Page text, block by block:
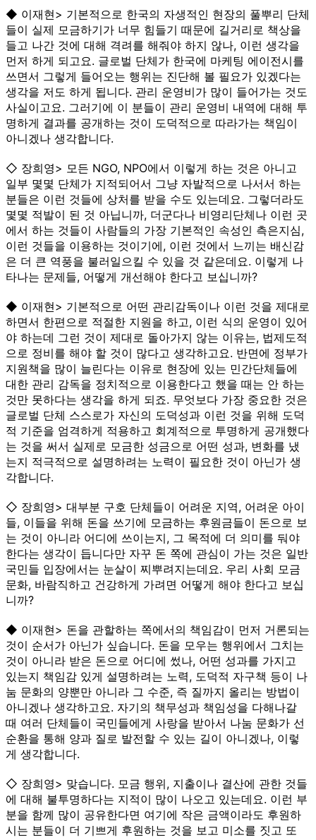
◆ 이재현> 기본적으로 한국의 자생적인 현장의 풀뿌리 단체
들이 실제 모금하기가 너무 힘들기 때문에 길거리로 책상을
들고 나간 것에 대해 격려를 해줘야 하지 않나, 이런 생각을
먼저 하게 되고요. 글로벌 단체가 한국에 마케팅 에이전시를
쓰면서 그렇게 들어오는 행위는 진단해 볼 필요가 있겠다는
생각을 저도 하게 됩니다. 관리 운영비가 많이 들어가는 것도
사실이고요. 그러기에 이 분들이 관리 운영비 내역에 대해 투
명하게 결과를 공개하는 것이 도덕적으로 따라가는 책임이
아니겠나 생각합니다.
◇ 장희영> 모든 NGO, NPO에서 이렇게 하는 것은 아니고
일부 몇몇 단체가 지적되어서 그냥 자발적으로 나서서 하는
분들은 이런 것들에 상처를 받을 수도 있는데요. 그렇더라도
몇몇 적발이 된 것 아닙니까, 더군다나 비영리단체나 이런 곳
에서 하는 것들이 사람들의 가장 기본적인 속성인 측은지심,
이런 것들을 이용하는 것이기에, 이런 것에서 느끼는 배신감
은 더 큰 역풍을 불러일으킬 수 있을 것 같은데요. 이렇게 나
타나는 문제들, 어떻게 개선해야 한다고 보십니까?
◆ 이재현> 기본적으로 어떤 관리감독이나 이런 것을 제대로
하면서 한편으로 적절한 지원을 하고, 이런 식의 운영이 있어
야 하는데 그런 것이 제대로 돌아가지 않는 이유는, 법제도적
으로 정비를 해야 할 것이 많다고 생각하고요. 반면에 정부가
지원책을 많이 늘린다는 이유로 현장에 있는 민간단체들에
대한 관리 감독을 정치적으로 이용한다고 했을 때는 안 하는
것만 못하다는 생각을 하게 되죠. 무엇보다 가장 중요한 것은
글로벌 단체 스스로가 자신의 도덕성과 이런 것을 위해 도덕
적 기준을 엄격하게 적용하고 회계적으로 투명하게 공개했다
는 것을 써서 실제로 모금한 성금으로 어떤 성과, 변화를 냈
는지 적극적으로 설명하려는 노력이 필요한 것이 아닌가 생
각합니다.
◇ 장희영> 대부분 구호 단체들이 어려운 지역, 어려운 아이
들, 이들을 위해 돈을 쓰기에 모금하는 후원금들이 돈으로 보
는 것이 아니라 어디에 쓰이는지, 그 목적에 더 의미를 둬야
한다는 생각이 듭니다만 자꾸 돈 쪽에 관심이 가는 것은 일반
국민들 입장에서는 눈살이 찌뿌려지는데요. 우리 사회 모금
문화, 바람직하고 건강하게 가려면 어떻게 해야 한다고 보십
니까?
◆ 이재현> 돈을 관할하는 쪽에서의 책임감이 먼저 거론되는
것이 순서가 아닌가 싶습니다. 돈을 모우는 행위에서 그치는
것이 아니라 받은 돈으로 어디에 썼나, 어떤 성과를 가지고
있는지 책임감 있게 설명하려는 노력, 도덕적 자구책 등이 나
눔 문화의 양뿐만 아니라 그 수준, 즉 질까지 올리는 방법이
아니겠나 생각하고요. 자기의 책무성과 책임성을 다해나갈
때 여러 단체들이 국민들에게 사랑을 받아서 나눔 문화가 선
순환을 통해 양과 질로 발전할 수 있는 길이 아니겠나, 이렇
게 생각합니다.
◇ 장희영> 맞습니다. 모금 행위, 지출이나 결산에 관한 것들
에 대해 불투명하다는 지적이 많이 나오고 있는데요. 이런 부
분을 함께 많이 공유한다면 여기에 작은 금액이라도 후원하
시는 분들이 더 기쁘게 후원하는 것을 보고 미소를 짓고 또